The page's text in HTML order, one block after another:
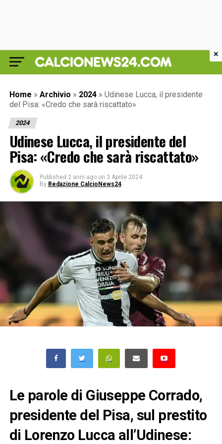
Home » Archivio » 2024 » Udinese Lucca, il presidente
del Pisa: «Credo che sarà riscattato»
2024
Udinese Lucca, il presidente del
Pisa: «Credo che sarà riscattato»
Published 2 anni ago on 3 Aprile 2024
By Redazione CalcioNews24
Le parole di Giuseppe Corrado,
presidente del Pisa, sul prestito
di Lorenzo Lucca all’Udinese:
×